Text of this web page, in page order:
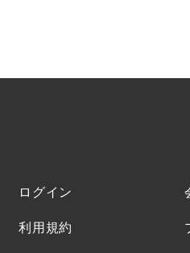
ログイン
利用規約